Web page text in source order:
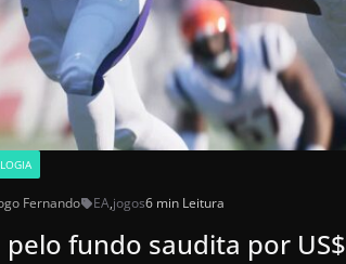
Fernando EA,jogos6 min Leitura
pelo fundo saudita por